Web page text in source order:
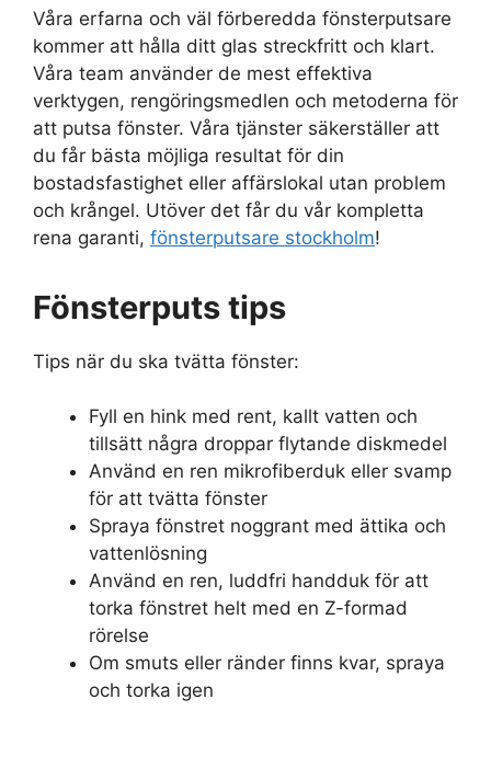
Våra erfarna och väl förberedda fönsterputsare
kommer att hålla ditt glas streckfritt och klart.
Våra team använder de mest effektiva
verktygen, rengöringsmedlen och metoderna för
att putsa fönster. Våra tjänster säkerställer att
du får bästa möjliga resultat för din
bostadsfastighet eller affärslokal utan problem
och krångel. Utöver det får du vår kompletta
rena garanti, fönsterputsare stockholm!
Fönsterputs tips
Tips när du ska tvätta fönster:
Fyll en hink med rent, kallt vatten och
tillsätt några droppar flytande diskmedel
Använd en ren mikrofiberduk eller svamp
för att tvätta fönster
Spraya fönstret noggrant med ättika och
vattenlösning
Använd en ren, luddfri handduk för att
torka fönstret helt med en Z-formad
rörelse
Om smuts eller ränder finns kvar, spraya
och torka igen